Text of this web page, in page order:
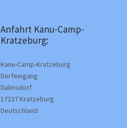
Anfahrt Kanu-Camp-
Kratzeburg:
Kanu-Camp-Kratzeburg
Dorfeingang
Dalmsdorf
17237 Kratzeburg
Deutschland